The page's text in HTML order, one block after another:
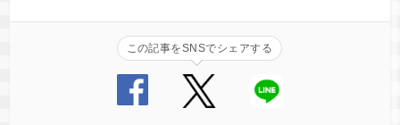
この記事をSNSでシェアする